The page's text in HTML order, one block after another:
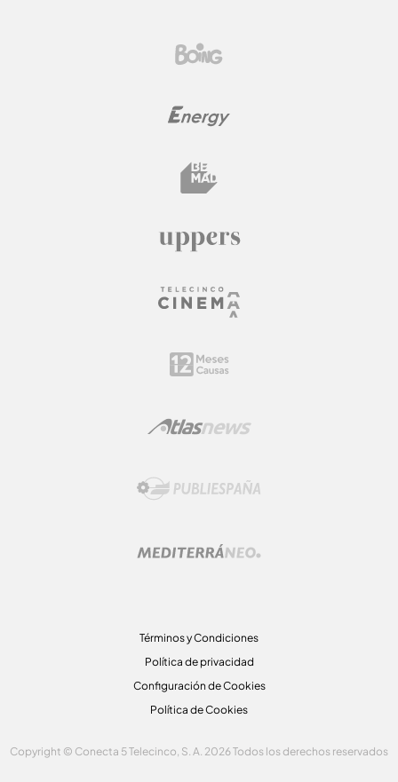
Términos y Condiciones
Política de privacidad
Configuración de Cookies
Política de Cookies
Copyright © Conecta 5 Telecinco, S. A. 2026 Todos los derechos reservados